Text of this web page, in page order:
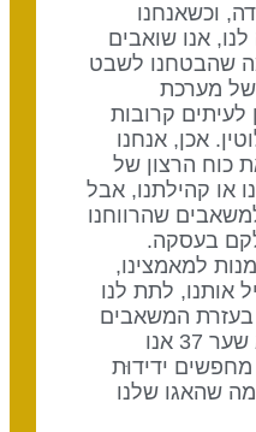
וכשאנחנו
אנו שואבים
שהבטחנו לשבט
מערכת
קרובות
אכן, אנחנו
כוח הרצון של
קהילתנו, אבל
שהרווחנו
בעסקה.
למאמצינו,
אותנו, לתת לנו
בעזרת המשאבים
שאנו מספקים להם. ללא שער 37 אנו
ידידוּת
שהאגו שלנו